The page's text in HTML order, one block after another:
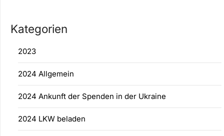
Kategorien
2023
2024 Allgemein
2024 Ankunft der Spenden in der Ukraine
2024 LKW beladen